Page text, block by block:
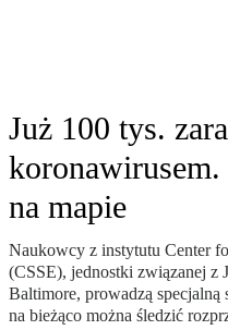
Już 100 tys.
na mapie
Naukowcy z instytutu Center
(CSSE), jednostki związanej
Baltimore, prowadzą specjalną
na bieżąco można śledzić